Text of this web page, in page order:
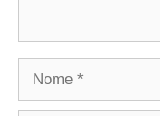
Nome